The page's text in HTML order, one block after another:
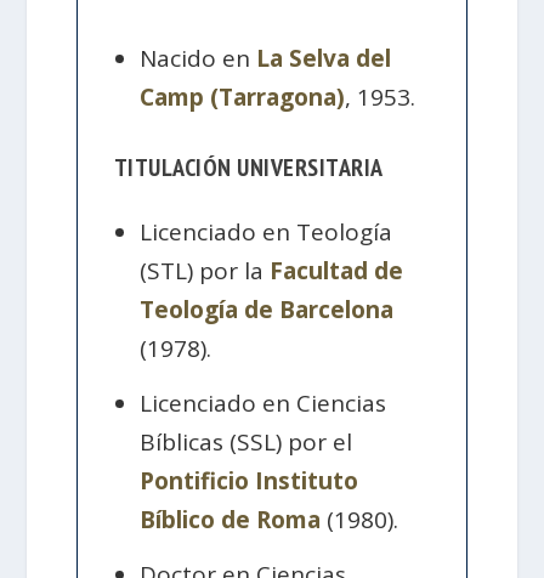
Nacido en La Selva del
Camp (Tarragona), 1953.
TITULACIÓN UNIVERSITARIA
Licenciado en Teología
(STL) por la Facultad de
Teología de Barcelona
(1978).
Licenciado en Ciencias
Bíblicas (SSL) por el
Pontificio Instituto
Bíblico de Roma (1980).